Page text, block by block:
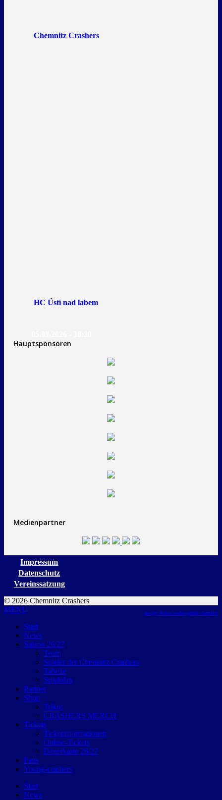
Chemnitz Crashers
HC Ústí nad labem
Hauptsponsoren
Medienpartner
Impressum
Datenschutz
Vereinssatzung
© 2026 Chemnitz Crashers
design: future werbeagentur chemnitz
MENU
Start
News
Saison 26/27
Team
Spieler der Chemnitz Crashers
Tabelle
Spielplan
Partner
Shop
Trikot
CRASHERS MERCH
Tickets
Ticketinformationen
Online-Tickets
Dauerkarte 26/27
Fans
Young-crashers
Start
News